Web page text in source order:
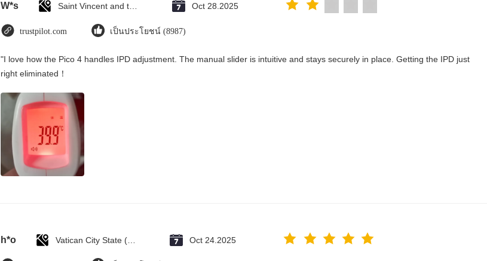
W*s Oct 28.2025
trustpilot.com เป็นประโยชน์ (8987)
"I love how the Pico 4 handles IPD adjustment. The manual slider is intuitive and stays securely in place. Getting the IPD just
right eliminated！
h*o Oct 24.2025